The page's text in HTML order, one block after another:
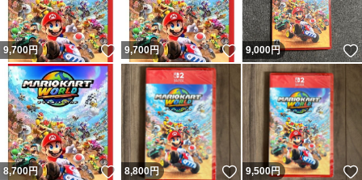
9,700円 いいね！
9,700円 いいね！
9,000円
8,700円 いいね！
8,800円 いいね！
9,500円